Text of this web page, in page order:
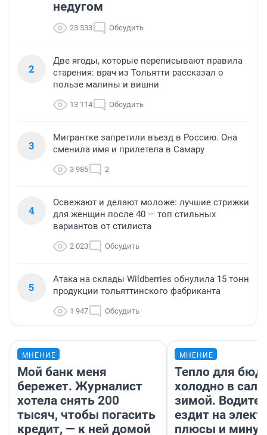
недугом
23 533 Обсудить
2
Две ягоды, которые переписывают правила
старения: врач из Тольятти рассказал о
пользе малины и вишни
13 114 Обсудить
3
Мигрантке запретили въезд в Россию. Она
сменила имя и прилетела в Самару
3 985 2
4
Освежают и делают моложе: лучшие стрижки
для женщин после 40 — топ стильных
вариантов от стилиста
2 023 Обсудить
5
Атака на склады Wildberries обнулила 15 тонн
продукции тольяттинского фабриканта
1 947 Обсудить
МНЕНИЕ
Мой банк меня
бережет. Журналист
хотела снять 200
тысяч, чтобы погасить
кредит, — к ней домой
МНЕНИЕ
Тепло для
холодно в
зимой.
ездит на
плюсы и